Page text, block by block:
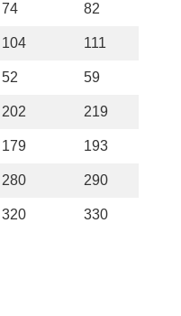
74 82
104 111
52 59
202 219
179 193
280 290
320 330